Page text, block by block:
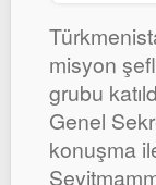
misyon
grubu
Genel
konuşma